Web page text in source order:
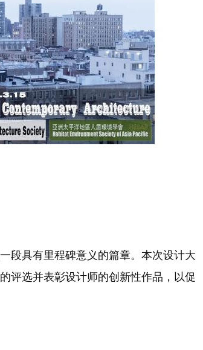
段具有里程碑意义的篇章。本次设计大
评选并表彰设计师的创新性作品，以促